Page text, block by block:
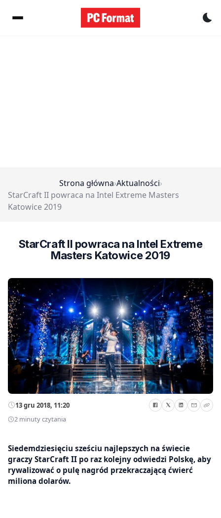
Strona główna›Aktualności›
StarCraft II powraca na Intel Extreme Masters
Katowice 2019
StarCraft II powraca na Intel Extreme
Masters Katowice 2019
13 gru 2018, 11:20
2 minuty czytania
Siedemdziesięciu sześciu najlepszych na świecie
graczy StarCraft II po raz kolejny odwiedzi Polskę, aby
rywalizować o pulę nagród przekraczającą ćwierć
miliona dolarów.